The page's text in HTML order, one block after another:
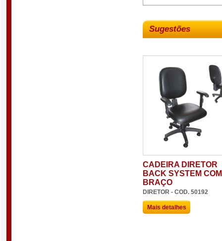
Sugestões
CADEIRA DIRETOR
BACK SYSTEM COM
BRAÇO
DIRETOR - COD. 50192
Mais detalhes